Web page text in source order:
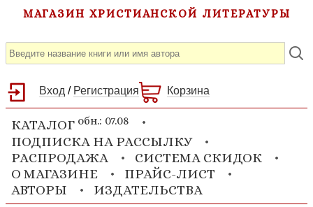
МАГАЗИН ХРИСТИАНСКОЙ ЛИТЕРАТУРЫ
Вход / Регистрация Корзина
КАТАЛОГ обн.: 07.08
ПОДПИСКА НА РАССЫЛКУ
РАСПРОДАЖА
СИСТЕМА СКИДОК
О МАГАЗИНЕ
ПРАЙС-ЛИСТ
АВТОРЫ
ИЗДАТЕЛЬСТВА